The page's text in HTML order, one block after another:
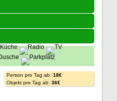
Person pro Tag ab: 18€
Objekt pro Tag ab: 36€